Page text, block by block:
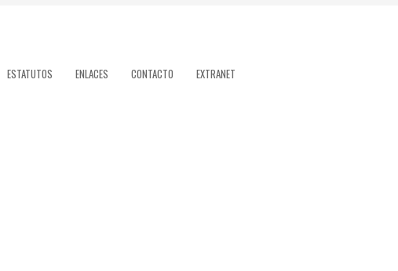
ESTATUTOS ENLACES CONTACTO EXTRANET